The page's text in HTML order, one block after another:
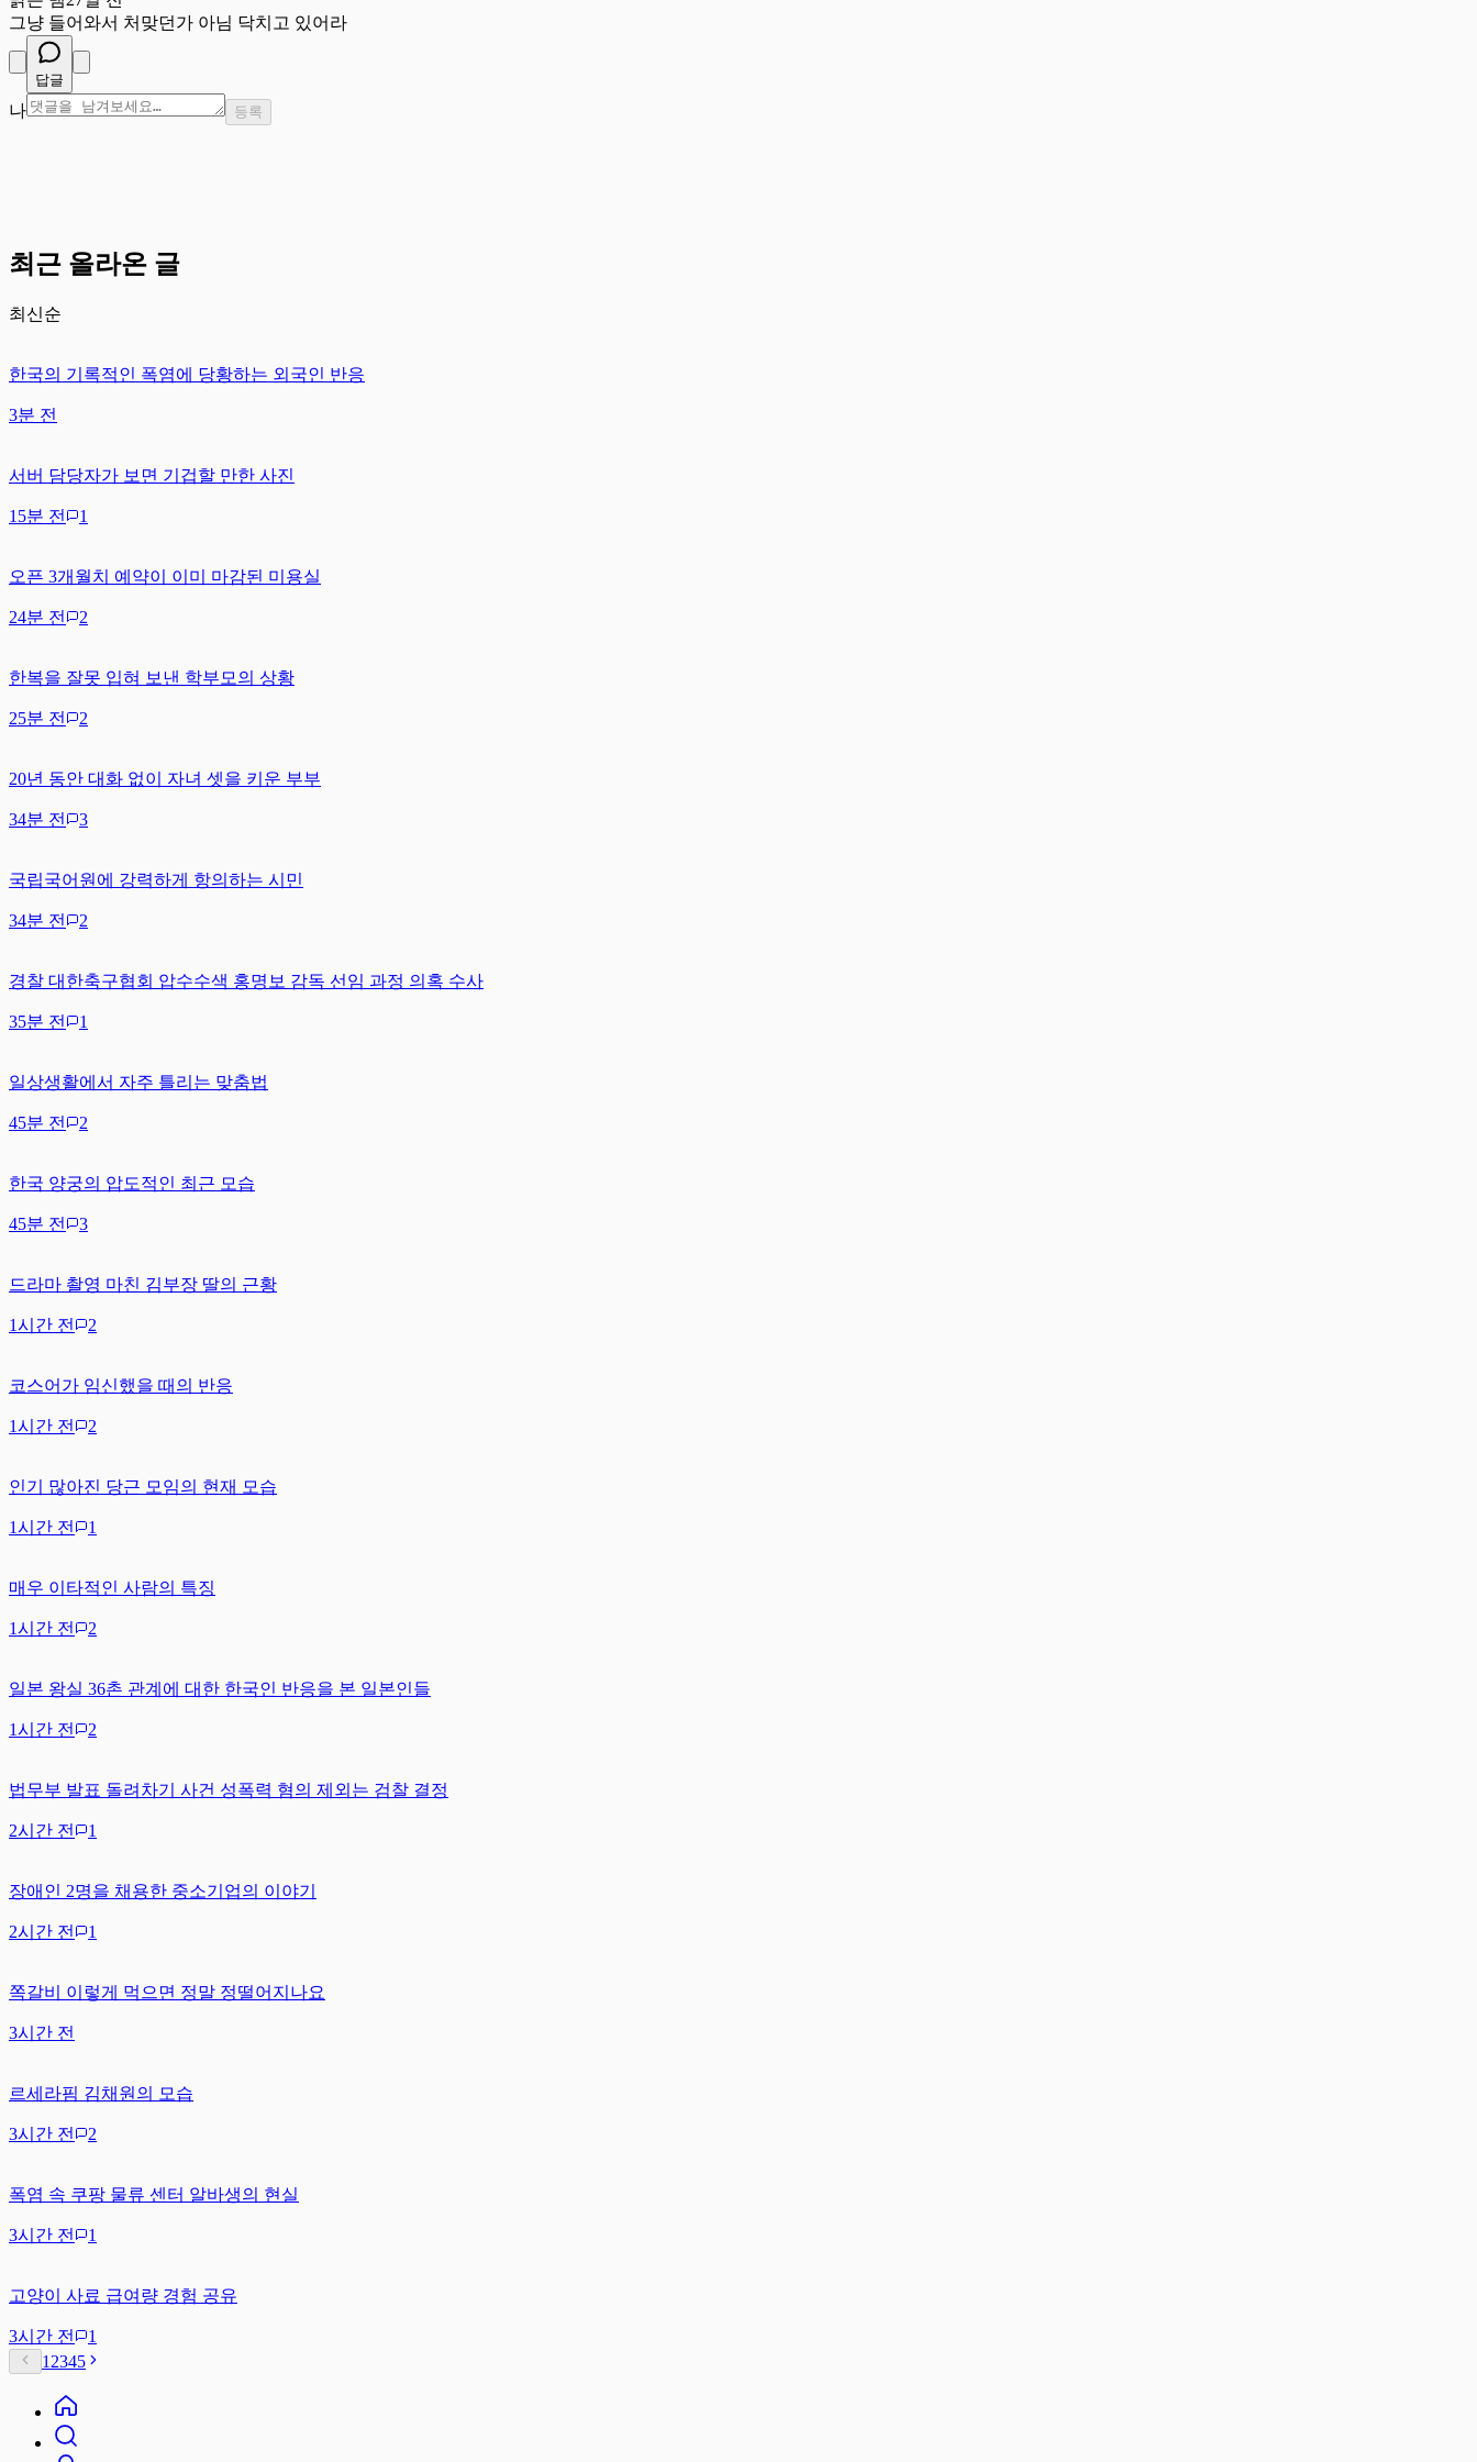
그냥 들어와서 처맞던가 아님 닥치고 있어라
답글
나 등록
최근 올라온 글
최신순
한국의 기록적인 폭염에 당황하는 외국인 반응
3분 전
서버 담당자가 보면 기겁할 만한 사진
15분 전 1
오픈 3개월치 예약이 이미 마감된 미용실
24분 전 2
한복을 잘못 입혀 보낸 학부모의 상황
25분 전 2
20년 동안 대화 없이 자녀 셋을 키운 부부
34분 전 3
국립국어원에 강력하게 항의하는 시민
34분 전 2
경찰 대한축구협회 압수수색 홍명보 감독 선임 과정 의혹 수사
35분 전 1
일상생활에서 자주 틀리는 맞춤법
45분 전 2
한국 양궁의 압도적인 최근 모습
45분 전 3
드라마 촬영 마친 김부장 딸의 근황
1시간 전 2
코스어가 임신했을 때의 반응
1시간 전 2
인기 많아진 당근 모임의 현재 모습
1시간 전 1
매우 이타적인 사람의 특징
1시간 전 2
일본 왕실 36촌 관계에 대한 한국인 반응을 본 일본인들
1시간 전 2
법무부 발표 돌려차기 사건 성폭력 혐의 제외는 검찰 결정
2시간 전 1
장애인 2명을 채용한 중소기업의 이야기
2시간 전 1
쪽갈비 이렇게 먹으면 정말 정떨어지나요
3시간 전
르세라핌 김채원의 모습
3시간 전 2
폭염 속 쿠팡 물류 센터 알바생의 현실
3시간 전 1
고양이 사료 급여량 경험 공유
3시간 전
1
1 2345